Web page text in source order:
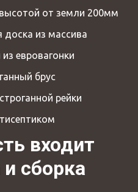
от земли 200мм
доска из массива
евровагонки
брус
рейки
входит
сборка